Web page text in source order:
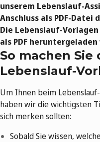
unserem Lebenslauf-
Anschluss als PDF-Datei
Die Lebenslauf-
als PDF
So machen
Lebenslauf-
Um Ihnen beim
haben wir die wichtigsten
sich merken sollten:
Sobald Sie wissen,